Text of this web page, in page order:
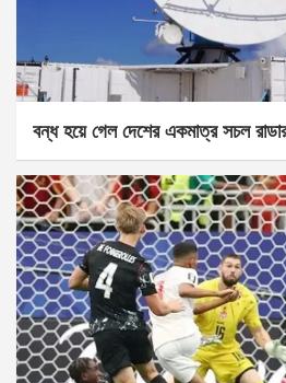
বন্ধ হয়ে গেল দেশের একমাত্র সচল